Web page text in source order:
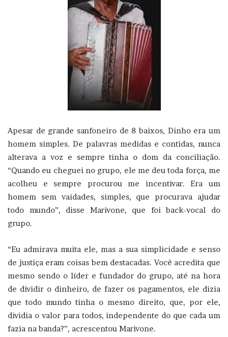
Apesar de grande sanfoneiro de 8 baixos, Dinho era um
homem simples. De palavras medidas e contidas, nunca
alterava a voz e sempre tinha o dom da conciliação.
“Quando eu cheguei no grupo, ele me deu toda força, me
acolheu e sempre procurou me incentivar. Era um
homem sem vaidades, simples, que procurava ajudar
todo mundo”, disse Marivone, que foi back-vocal do
grupo.
“Eu admirava muita ele, mas a sua simplicidade e senso
de justiça eram coisas bem destacadas. Você acredita que
mesmo sendo o líder e fundador do grupo, até na hora
de dividir o dinheiro, de fazer os pagamentos, ele dizia
que todo mundo tinha o mesmo direito, que, por ele,
dividia o valor para todos, independente do que cada um
fazia na banda?”, acrescentou Marivone.